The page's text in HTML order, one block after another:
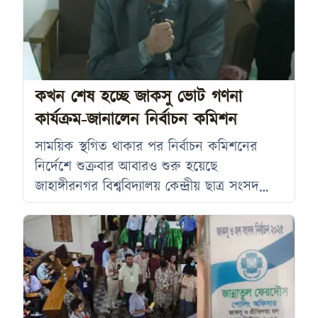
হন। তবে বিশ্ববিদ্যালয়ের প্রক্টরিয়াল বডির উপস্থিতি
সীমিত ছিল, মাত্র একজন সহকারী প্রক্টর
ঘটনাস্থলে ছিলেন। শিক্ষার্থীরা প্রক্টরিয়াল বডির
উদাসীনতাকে এ সংঘর্ষের জন্য
কখন শেষ হচ্ছে জাকসু ভোট গণনা
কার্যক্রম-জানালেন নির্বাচন কমিশন
সাময়িক স্থগিত থাকার পর নির্বাচন কমিশনের
নির্দেশে শুক্রবার আবারও শুরু হয়েছে
জাহাঙ্গীরনগর বিশ্ববিদ্যালয় কেন্দ্রীয় ছাত্র সংসদ
(জাকসু) নির্বাচনের ভোট গণনা। প্রধান নির্বাচন
কমিশনার অধ্যাপক ড. মনিরুজ্জামান জানিয়েছেন,
টেবিল ও জনবল বাড়িয়ে আজই ভোট গণনা শেষ
করার লক্ষ্য নেওয়া হয়েছে। এর আগে ওএমআর
স্ক্যানার ব্যবহার না করে হাতে গণনার কারণে
শিক্ষকরা আপত্তি জানিয়ে ভোট গণনা সাময়িক